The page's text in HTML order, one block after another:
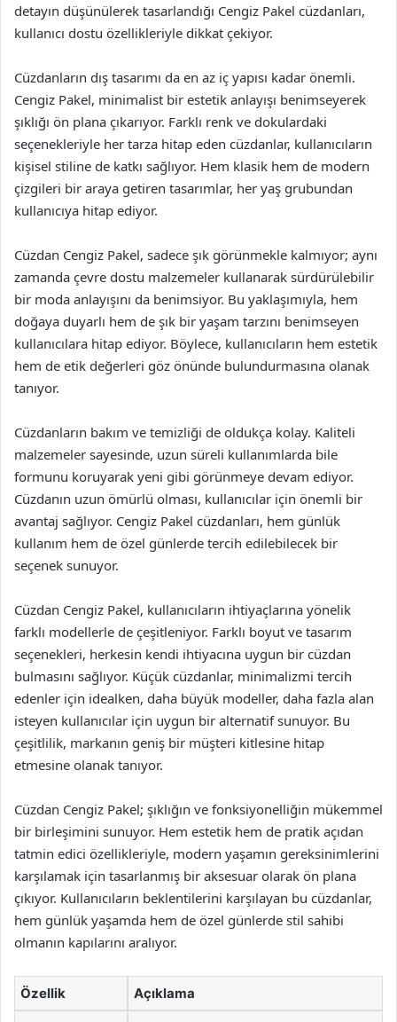
detayın düşünülerek tasarlandığı Cengiz Pakel cüzdanları,
kullanıcı dostu özellikleriyle dikkat çekiyor.
Cüzdanların dış tasarımı da en az iç yapısı kadar önemli.
Cengiz Pakel, minimalist bir estetik anlayışı benimseyerek
şıklığı ön plana çıkarıyor. Farklı renk ve dokulardaki
seçenekleriyle her tarza hitap eden cüzdanlar, kullanıcıların
kişisel stiline de katkı sağlıyor. Hem klasik hem de modern
çizgileri bir araya getiren tasarımlar, her yaş grubundan
kullanıcıya hitap ediyor.
Cüzdan Cengiz Pakel, sadece şık görünmekle kalmıyor; aynı
zamanda çevre dostu malzemeler kullanarak sürdürülebilir
bir moda anlayışını da benimsiyor. Bu yaklaşımıyla, hem
doğaya duyarlı hem de şık bir yaşam tarzını benimseyen
kullanıcılara hitap ediyor. Böylece, kullanıcıların hem estetik
hem de etik değerleri göz önünde bulundurmasına olanak
tanıyor.
Cüzdanların bakım ve temizliği de oldukça kolay. Kaliteli
malzemeler sayesinde, uzun süreli kullanımlarda bile
formunu koruyarak yeni gibi görünmeye devam ediyor.
Cüzdanın uzun ömürlü olması, kullanıcılar için önemli bir
avantaj sağlıyor. Cengiz Pakel cüzdanları, hem günlük
kullanım hem de özel günlerde tercih edilebilecek bir
seçenek sunuyor.
Cüzdan Cengiz Pakel, kullanıcıların ihtiyaçlarına yönelik
farklı modellerle de çeşitleniyor. Farklı boyut ve tasarım
seçenekleri, herkesin kendi ihtiyacına uygun bir cüzdan
bulmasını sağlıyor. Küçük cüzdanlar, minimalizmi tercih
edenler için idealken, daha büyük modeller, daha fazla alan
isteyen kullanıcılar için uygun bir alternatif sunuyor. Bu
çeşitlilik, markanın geniş bir müşteri kitlesine hitap
etmesine olanak tanıyor.
Cüzdan Cengiz Pakel; şıklığın ve fonksiyonelliğin mükemmel
bir birleşimini sunuyor. Hem estetik hem de pratik açıdan
tatmin edici özellikleriyle, modern yaşamın gereksinimlerini
karşılamak için tasarlanmış bir aksesuar olarak ön plana
çıkıyor. Kullanıcıların beklentilerini karşılayan bu cüzdanlar,
hem günlük yaşamda hem de özel günlerde stil sahibi
olmanın kapılarını aralıyor.
Özellik Açıklama